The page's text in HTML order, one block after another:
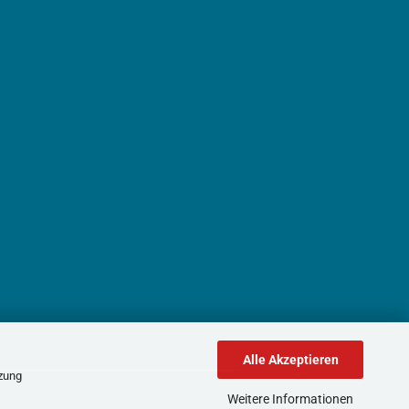
Alle Akzeptieren
Weitere Informationen